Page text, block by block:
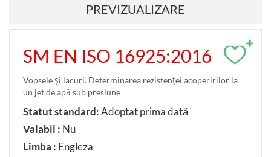
PREVIZUALIZARE
+
SM EN ISO 16925:2016
Vopsele şi lacuri. Determinarea rezistenţei acoperirilor la
un jet de apă sub presiune
Statut standard:Adoptat prima dată
Valabil : Nu
Limba : Engleza